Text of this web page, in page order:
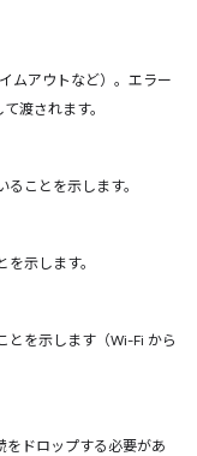
ムアウトなど）。エラー
渡されます。
ことを示します。
示します。
とを示します（Wi-Fi から
をドロップする必要があ